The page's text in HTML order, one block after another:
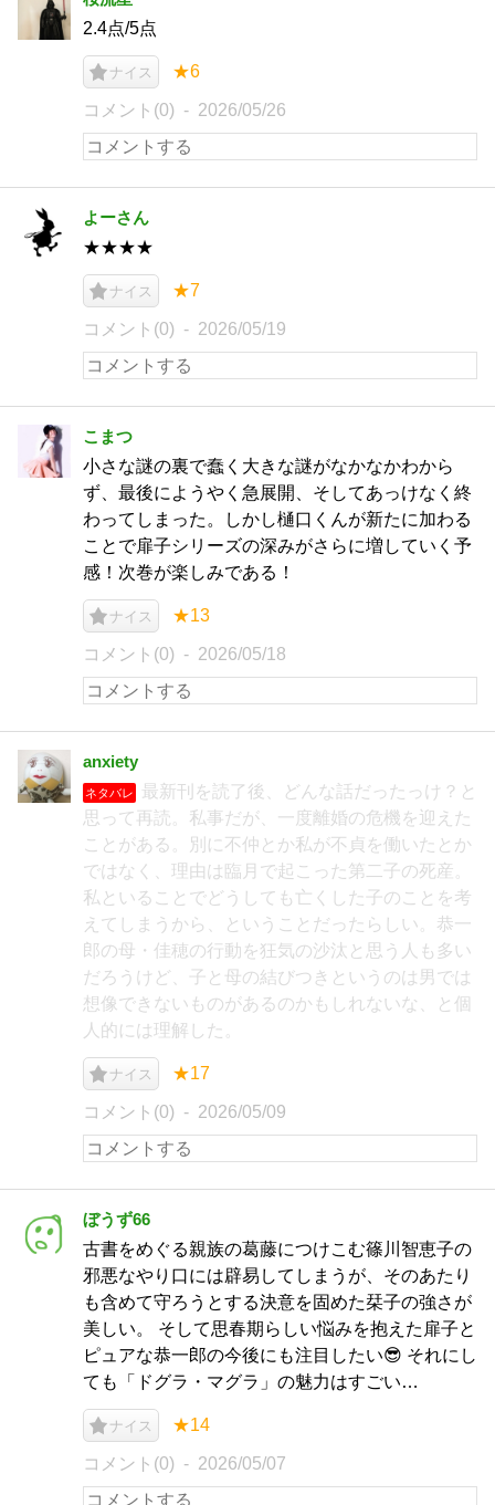
2.4点/5点
ナイス ★6
コメント(0) 2026/05/26
よーさん
★★★★
ナイス ★7
コメント(0) 2026/05/19
こまつ
小さな謎の裏で蠢く大きな謎がなかなかわから
ず、最後にようやく急展開、そしてあっけなく終
わってしまった。しかし樋口くんが新たに加わる
ことで扉子シリーズの深みがさらに増していく予
感！次巻が楽しみである！
ナイス ★13
コメント(0) 2026/05/18
anxiety
ネタバレ
最新刊を読了後、どんな話だったっけ？と
思って再読。私事だが、一度離婚の危機を迎えた
ことがある。別に不仲とか私が不貞を働いたとか
ではなく、理由は臨月で起こった第二子の死産。
私といることでどうしても亡くした子のことを考
えてしまうから、ということだったらしい。恭一
郎の母・佳穂の行動を狂気の沙汰と思う人も多い
だろうけど、子と母の結びつきというのは男では
想像できないものがあるのかもしれないな、と個
人的には理解した。
ナイス ★17
コメント(0) 2026/05/09
ぼうず66
古書をめぐる親族の葛藤につけこむ篠川智恵子の
邪悪なやり口には辟易してしまうが、そのあたり
も含めて守ろうとする決意を固めた栞子の強さが
美しい。 そして思春期らしい悩みを抱えた扉子と
ピュアな恭一郎の今後にも注目したい😎 それにし
ても「ドグラ・マグラ」の魅力はすごい…
ナイス ★14
コメント(0) 2026/05/07